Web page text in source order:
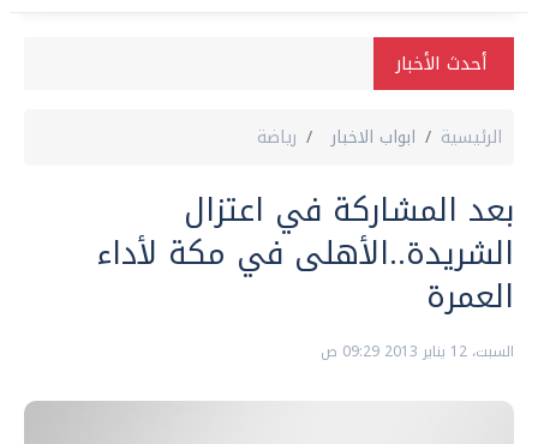
أحدث الأخبار
الرئيسية ابواب الاخبار رياضة
بعد المشاركة في اعتزال
الشريدة..الأهلى في مكة لأداء
العمرة
السبت، 12 يناير 2013 09:29 ص